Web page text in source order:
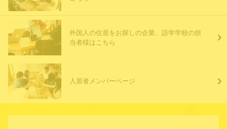
外国人の住居をお探しの企業、語学学校の担
当者様はこちら
入居者メンバーページ